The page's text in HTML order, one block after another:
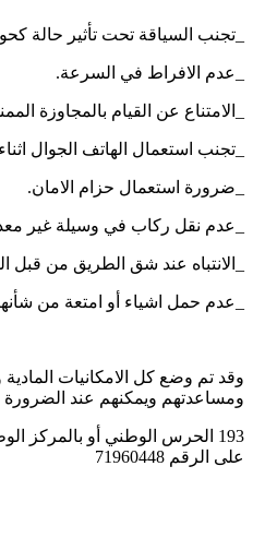
_تجنب السياقة تحت تأثير حالة
_عدم الافراط في السرعة.
_الامتناع عن القيام بالمجاوزة
_تجنب استعمال الهاتف الجوال اثناء
_ضرورة استعمال حزام الامان.
_عدم نقل ركاب في وسيلة غير
_الانتباه عند شق الطريق من قبل
_عدم حمل اشياء أو امتعة من
وقد تم وضع كل الامكانيات المادية
ومساعدتهم ويمكنهم عند الضرورة
193 الحرس الوطني أو بالمركز
على الرقم 71960448